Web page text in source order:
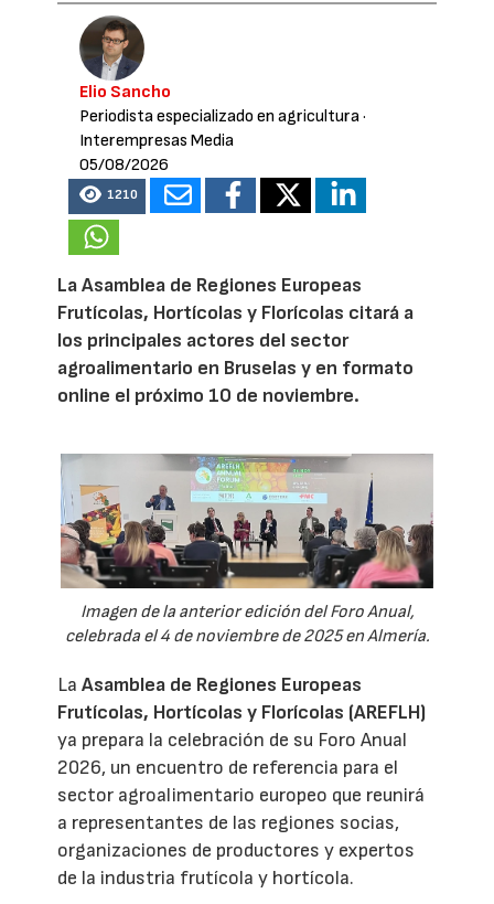
Elio Sancho
Periodista especializado en agricultura·
Interempresas Media
05/08/2026
1210
La Asamblea de Regiones Europeas
Frutícolas, Hortícolas y Florícolas citará a
los principales actores del sector
agroalimentario en Bruselas y en formato
online el próximo 10 de noviembre.
Imagen de la anterior edición del Foro Anual,
celebrada el 4 de noviembre de 2025 en Almería.
LaAsamblea de Regiones Europeas
Frutícolas, Hortícolas y Florícolas (AREFLH)
ya prepara la celebración de su Foro Anual
2026, un encuentro de referencia para el
sector agroalimentario europeo que reunirá
a representantes de las regiones socias,
organizaciones de productores y expertos
de la industria frutícola y hortícola.